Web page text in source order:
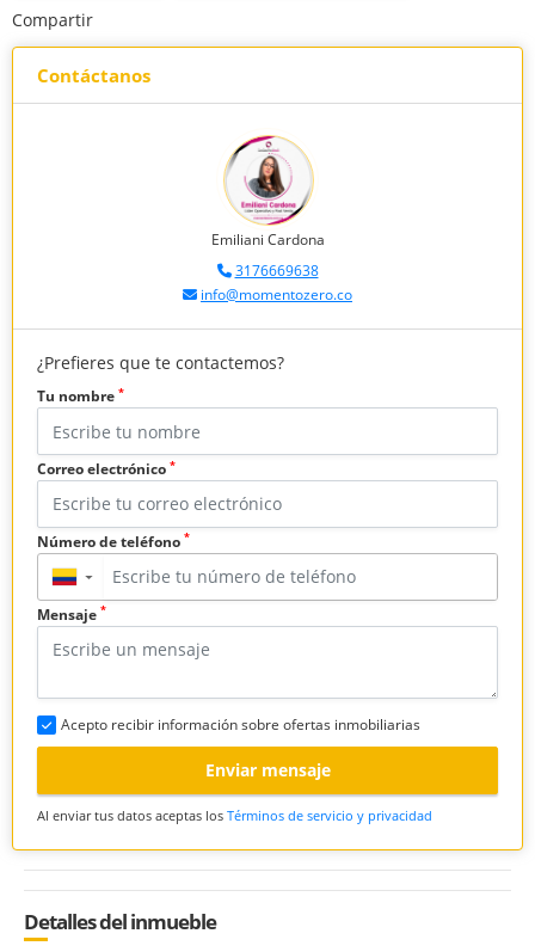
Compartir
Contáctanos
Emiliani Cardona
3176669638
info@momentozero.co
¿Prefieres que te contactemos?
Tu nombre *
Correo electrónico *
Número de teléfono *
▼
Mensaje *
Acepto recibir información sobre ofertas inmobiliarias
Enviar mensaje
Al enviar tus datos aceptas los Términos de servicio y privacidad
Detalles del inmueble